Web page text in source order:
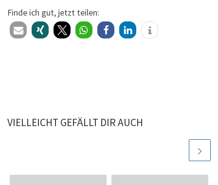
Finde ich gut, jetzt teilen:
VIELLEICHT GEFÄLLT DIR AUCH